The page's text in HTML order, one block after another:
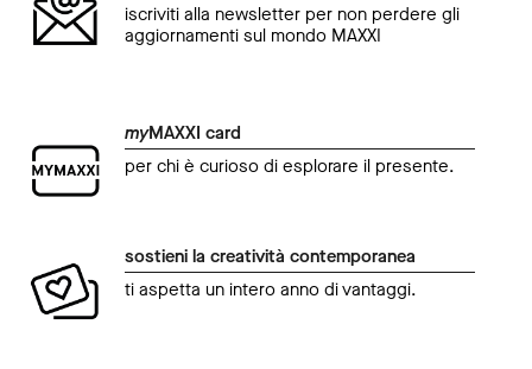
iscriviti alla newsletter per non perdere gli
aggiornamenti sul mondo MAXXI
myMAXXI card
per chi è curioso di esplorare il presente.
sostieni la creatività contemporanea
ti aspetta un intero anno di vantaggi.